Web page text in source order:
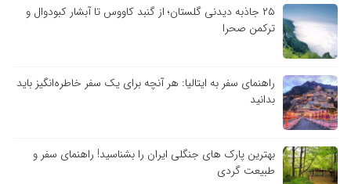
۲۵ جاذبه دیدنی گلستان؛ از گنبد کاووس تا آبشار کبودوال و
ترکمن صحرا
راهنمای سفر به ایتالیا: هر آنچه برای یک سفر خاطره‌انگیز باید
بدانید
بهترین پارک های جنگلی ایران را بشناسید! راهنمای سفر و
طبیعت گردی